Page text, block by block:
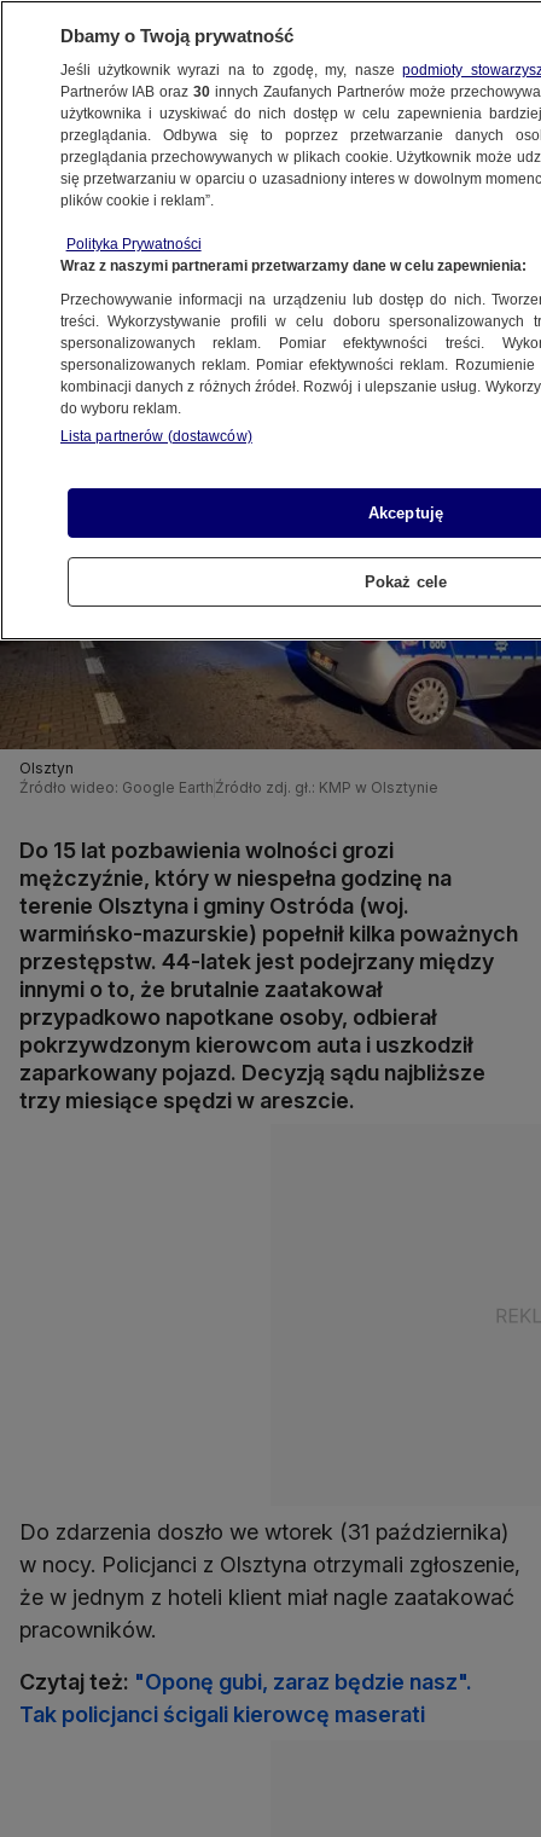
OLSZTYN
i zabierał samochody. "Był pobudzony
i agresywny"
3.11.2023, 13:28
Udostępnij
Olsztyn
Źródło wideo: Google Earth Źródło zdj. gł.: KMP w Olsztynie
Do 15 lat pozbawienia wolności grozi
mężczyźnie, który w niespełna godzinę na
terenie Olsztyna i gminy Ostróda (woj.
warmińsko-mazurskie) popełnił kilka poważnych
przestępstw. 44-latek jest podejrzany między
innymi o to, że brutalnie zaatakował
przypadkowo napotkane osoby, odbierał
pokrzywdzonym kierowcom auta i uszkodził
zaparkowany pojazd. Decyzją sądu najbliższe
trzy miesiące spędzi w areszcie.
Do zdarzenia doszło we wtorek (31 października)
w nocy. Policjanci z Olsztyna otrzymali zgłoszenie,
że w jednym z hoteli klient miał nagle zaatakować
pracowników.
Czytaj też: "Oponę gubi, zaraz będzie nasz".
Tak policjanci ścigali kierowcę maserati
Dbamy o Twoją prywatność
Jeśli użytkownik wyrazi na to zgodę, my, naszepodmioty
Partnerów IAB oraz30 innych Zaufanych Partnerów może
użytkownika i uzyskiwać do nich dostęp w celu zapewnienia
przeglądania. Odbywa się to poprzez przetwarzanie danych
przeglądania przechowywanych w plikach cookie. Użytkownik może
się przetwarzaniu w oparciu o uzasadniony interes w dowolnym
plików cookie i reklam”.
Polityka Prywatności
Wraz z naszymi partnerami przetwarzamy dane w celu zapewnienia:
Przechowywanie informacji na urządzeniu lub dostęp do nich.
treści. Wykorzystywanie profili w celu doboru spersonalizowanych
spersonalizowanych reklam. Pomiar efektywności treści.
spersonalizowanych reklam. Pomiar efektywności reklam.
kombinacji danych z różnych źródeł. Rozwój i ulepszanie usług.
do wyboru reklam.
Lista partnerów (dostawców)
Akceptuję
Pokaż cele